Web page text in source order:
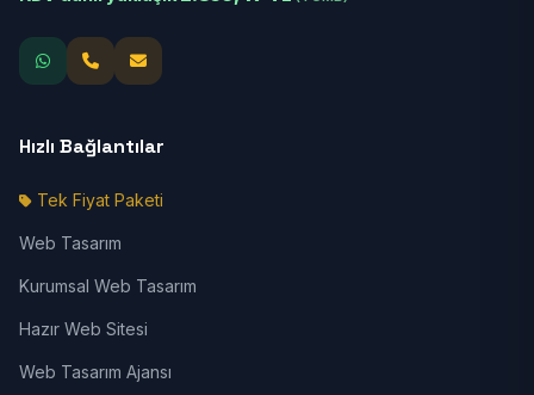
Hızlı Bağlantılar
Tek Fiyat Paketi
Web Tasarım
Kurumsal Web Tasarım
Hazır Web Sitesi
Web Tasarım Ajansı